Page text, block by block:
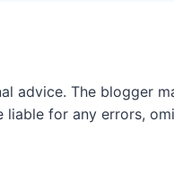
advice. The blogger
for any errors,